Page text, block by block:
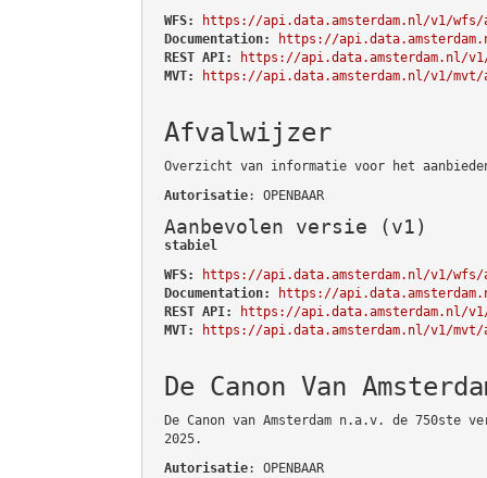
WFS:
https://api.data.amsterdam.nl/v1/wfs/
Documentation:
https://
REST API:
https://api.data.amsterdam.nl/
MVT:
https://api.data.amsterdam.nl/v1/mvt/
Afvalwijzer
Overzicht van informatie voor het
Autorisatie: OPENBAAR
Aanbevolen versie (v1)
stabiel
WFS:
https://api.data.amsterdam.nl/v1/
Documentation:
https://
REST API:
https://api.data.amsterdam.nl/
MVT:
https://api.data.amsterdam.nl/v1/
De Canon Van
De Canon van Amsterdam n.a.v. de 750ste
2025.
Autorisatie: OPENBAAR